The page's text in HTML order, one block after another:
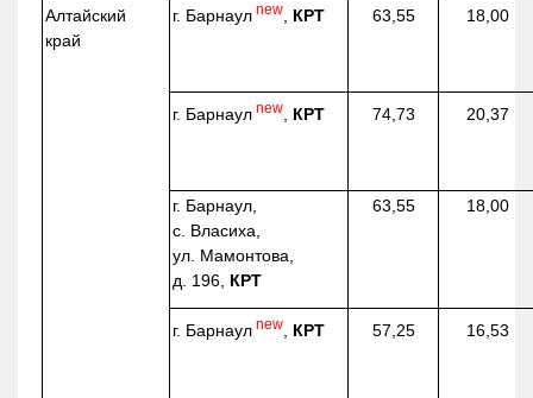
Алтайский
край
г. Барнаул new КРТ 63,55 18,00
г. Барнаул new КРТ 74,73 20,37
г. Барнаул,
с. Власиха,
ул. Мамонтова,
д. 196, КРТ
63,55 18,00
г. Барнаул new КРТ 57,25 16,53